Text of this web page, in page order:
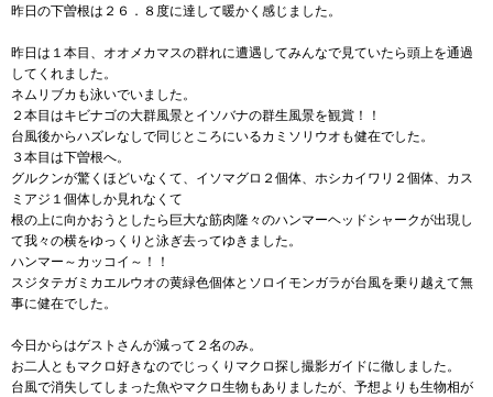
昨日の下曽根は２６．８度に達して暖かく感じました。
昨日は１本目、オオメカマスの群れに遭遇してみんなで見ていたら頭上を通過
してくれました。
ネムリブカも泳いでいました。
２本目はキビナゴの大群風景とイソバナの群生風景を観賞！！
台風後からハズレなしで同じところにいるカミソリウオも健在でした。
３本目は下曽根へ。
グルクンが驚くほどいなくて、イソマグロ２個体、ホシカイワリ２個体、カス
ミアジ１個体しか見れなくて
根の上に向かおうとしたら巨大な筋肉隆々のハンマーヘッドシャークが出現し
て我々の横をゆっくりと泳ぎ去ってゆきました。
ハンマー～カッコイ～！！
スジタテガミカエルウオの黄緑色個体とソロイモンガラが台風を乗り越えて無
事に健在でした。
今日からはゲストさんが減って２名のみ。
お二人ともマクロ好きなのでじっくりマクロ探し撮影ガイドに徹しました。
台風で消失してしまった魚やマクロ生物もありましたが、予想よりも生物相が